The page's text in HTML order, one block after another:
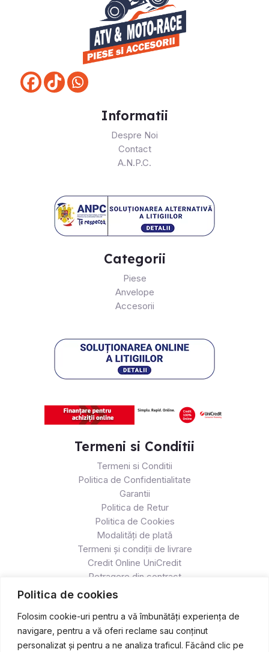
Politica de cookies
Folosim cookie-uri pentru a vă îmbunătăți experiența de
navigare, pentru a vă oferi reclame sau conținut
personalizat și pentru a ne analiza traficul. Făcând clic pe
Informatii
Despre Noi
Contact
A.N.P.C.
Categorii
Piese
Anvelope
Accesorii
Termeni si Conditii
Termeni si Conditii
Politica de Confidentialitate
Garantii
Politica de Retur
Politica de Cookies
Modalități de plată
Termeni și condiții de livrare
Credit Online UniCredit
Retragere din contract